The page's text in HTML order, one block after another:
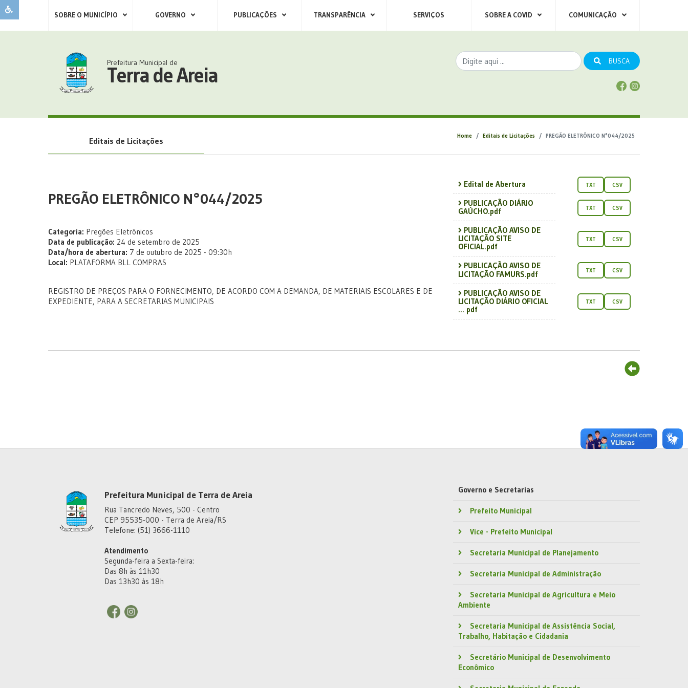
SOBRE O MUNICÍPIO GOVERNO PUBLICAÇÕES TRANSPARÊNCIA SERVIÇOS SOBRE A COVID COMUNICAÇÃO
Prefeitura Municipal de
Terra de Areia
BUSCA
Editais de Licitações Home Editais de Licitações PREGÃO ELETRÔNICO N°044/2025
PREGÃO ELETRÔNICO N°044/2025
Categoria: Pregões Eletrônicos
Data de publicação: 24 de setembro de 2025
Data/hora de abertura: 7 de outubro de 2025 - 09:30h
Local: PLATAFORMA BLL COMPRAS
REGISTRO DE PREÇOS PARA O FORNECIMENTO, DE ACORDO COM A DEMANDA, DE MATERIAIS ESCOLARES E DE
EXPEDIENTE, PARA A SECRETARIAS MUNICIPAIS
Edital de Abertura TXT CSV
PUBLICAÇÃO DIÁRIO
GAÚCHO.pdf
TXT CSV
PUBLICAÇÃO AVISO DE
LICITAÇÃO SITE
OFICIAL.pdf
TXT CSV
PUBLICAÇÃO AVISO DE
LICITAÇÃO FAMURS.pdf
TXT CSV
PUBLICAÇÃO AVISO DE
LICITAÇÃO DIÁRIO OFICIAL
... pdf
TXT CSV
Prefeitura Municipal de Terra de Areia
Rua Tancredo Neves, 500 - Centro
CEP 95535-000 - Terra de Areia/RS
Telefone: (51) 3666-1110
Atendimento
Segunda-feira a Sexta-feira:
Das 8h às 11h30
Das 13h30 às 18h
Governo e Secretarias
Prefeito Municipal
Vice - Prefeito Municipal
Secretaria Municipal de Planejamento
Secretaria Municipal de Administração
Secretaria Municipal de Agricultura e Meio
Ambiente
Secretaria Municipal de Assistência Social,
Trabalho, Habitação e Cidadania
Secretário Municipal de Desenvolvimento
Econômico